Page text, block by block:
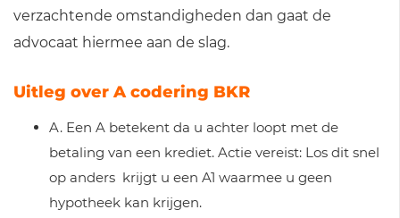
verzachtende omstandigheden dan gaat de
advocaat hiermee aan de slag.
Uitleg over A codering BKR
A. Een A betekent da u achter loopt met de
betaling van een krediet. Actie vereist: Los dit snel
op anders krijgt u een A1 waarmee u geen
hypotheek kan krijgen.